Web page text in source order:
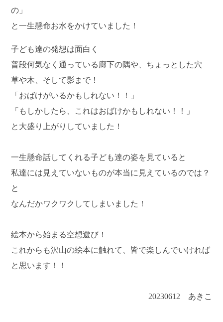
の」
と一生懸命お水をかけていました！
子ども達の発想は面白く
普段何気なく通っている廊下の隅や、ちょっとした穴
草や木、そして影まで！
「おばけがいるかもしれない！！」
「もしかしたら、これはおばけかもしれない！！」
と大盛り上がりしていました！
一生懸命話してくれる子ども達の姿を見ていると
私達には見えていないものが本当に見えているのでは？
と
なんだかワクワクしてしまいました！
絵本から始まる空想遊び！
これからも沢山の絵本に触れて、皆で楽しんでいければ
と思います！！
20230612 あきこ